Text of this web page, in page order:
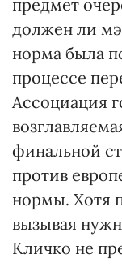
предмет
должен ли
норма была
процессе
Ассоциация
финальной
против
нормы. Хотя
вызывая
Кличко не